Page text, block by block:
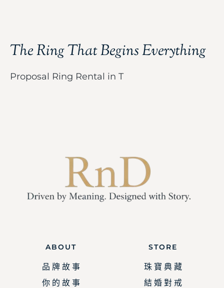
The Ring That Begins Everything
Proposal Ring Rental in T
ABOUT
品 牌 故 事
你 的 故 事
STORE
珠 寶 典 藏
結 婚 對 戒